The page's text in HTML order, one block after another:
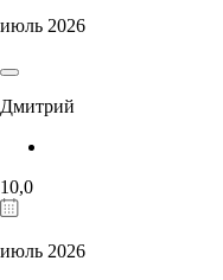
июль 2026
Дмитрий
10,0
июль 2026